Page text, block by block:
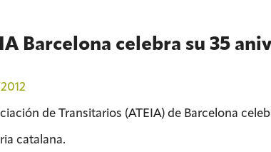
Barcelona celebra su 35
de Transitarios (ATEIA) de Barcelona
catalana.